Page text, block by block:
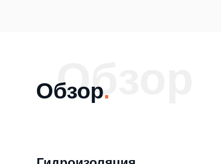
Обзор
Обзор.